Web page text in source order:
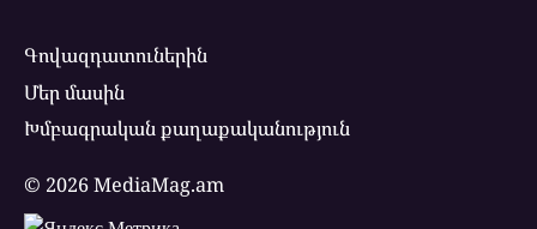
Գովազդատուներին
Մեր մասին
Խմբագրական քաղաքականություն
© 2026 MediaMag.am